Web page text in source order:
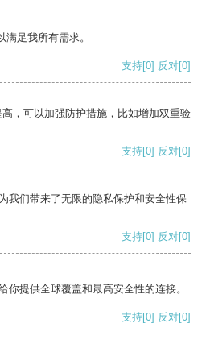
足我所有需求。
支持[0] 反对[0]
，可以加强防护措施，比如增加双重验
支持[0] 反对[0]
我们带来了无限的隐私保护和安全性保
支持[0] 反对[0]
你提供全球覆盖和最高安全性的连接。
支持[0] 反对[0]